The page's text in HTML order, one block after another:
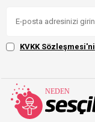
KVKK Sözleşmesi'ni